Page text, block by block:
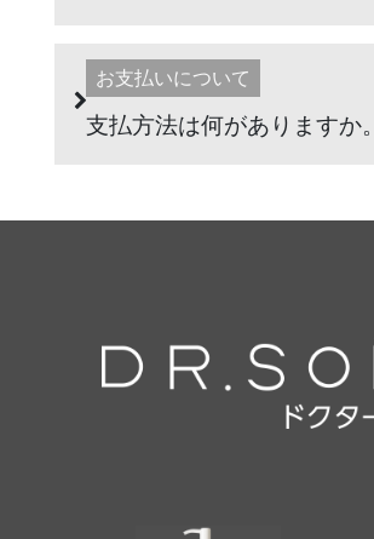
お支払いについて
支払方法は何がありますか。